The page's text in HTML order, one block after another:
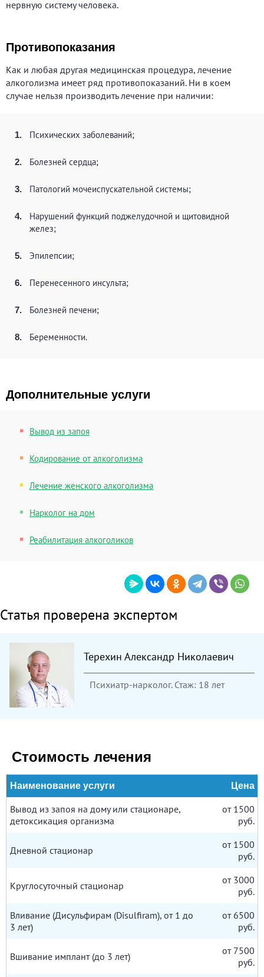
нервную систему человека.
Противопоказания
Как и любая другая медицинская процедура, лечение
алкоголизма имеет ряд противопоказаний. Ни в коем
случае нельзя производить лечение при наличии:
Психических заболеваний;
Болезней сердца;
Патологий мочеиспускательной системы;
Нарушений функций поджелудочной и щитовидной
желез;
Эпилепсии;
Перенесенного инсульта;
Болезней печени;
Беременности.
Дополнительные услуги
Вывод из запоя
Кодирование от алкоголизма
Лечение женского алкоголизма
Нарколог на дом
Реабилитация алкоголиков
Статья проверена экспертом
Терехин Александр Николаевич
Психиатр-нарколог. Стаж: 18 лет
Стоимость лечения
Наименование услуги Цена
Вывод из запоя на дому или стационаре,
детоксикация организма
от 1500
руб.
Дневной стационар
от 1500
руб.
Круглосуточный стационар
от 3000
руб.
Вливание (Дисульфирам (Disulfiram), от 1 до
3 лет)
от 6500
руб.
Вшивание имплант (до 3 лет)
от 7500
руб.